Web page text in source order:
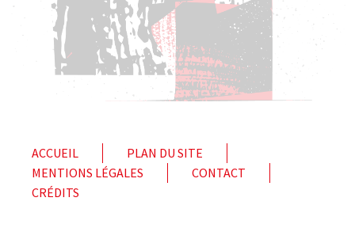
ACCUEIL
PLAN DU SITE
MENTIONS LÉGALES
CONTACT
CRÉDITS